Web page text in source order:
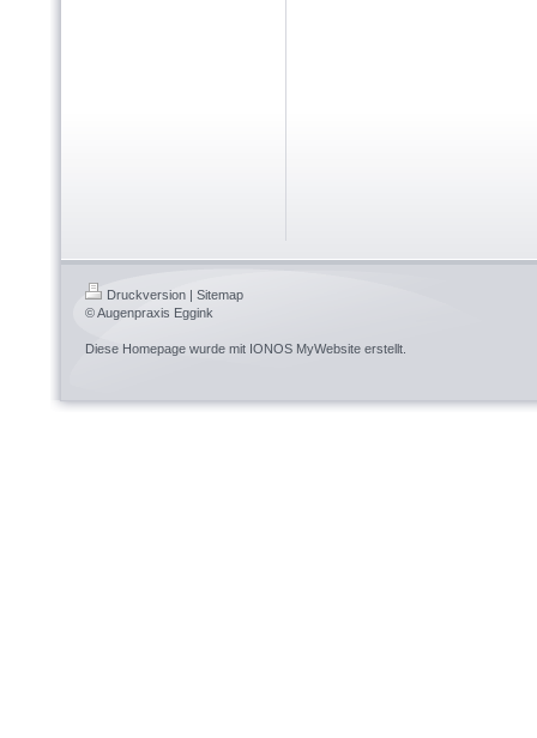
Druckversion | Sitemap
© Augenpraxis Eggink
Diese Homepage wurde mit IONOS MyWebsite erstellt.